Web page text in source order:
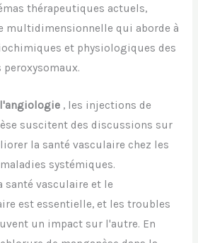
thérapeutiques actuels,
multidimensionnelle qui aborde à
et physiologiques des
l'angiologie, les injections de
suscitent des discussions sur
la santé vasculaire chez les
systémiques.
santé vasculaire et le
est essentielle, et les troubles
un impact sur l'autre. En